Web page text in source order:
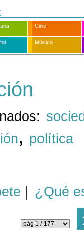
Cine
Música
, política
¿Qué